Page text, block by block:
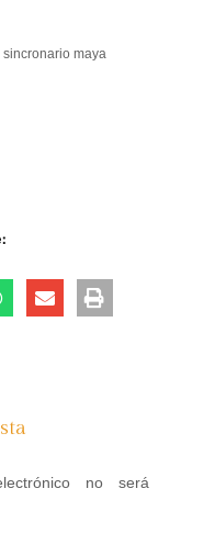
maya
no será